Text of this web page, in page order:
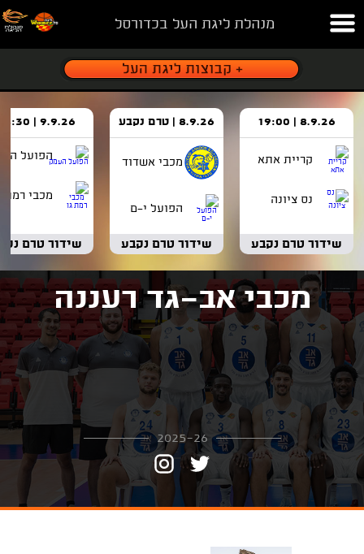
מנהלת ליגת העל בכדורסל
8.9.26 | 19:00
קריית אתא
נס ציונה
שידור טרם נקבע
8.9.26 | טרם נקבע
מכבי אשדוד
הפועל י-ם
שידור טרם נקבע
9.9.26 | 18:30
הפועל
מכבי רמת
שידור טרם
מכבי אב־גד רעננה
2025-26